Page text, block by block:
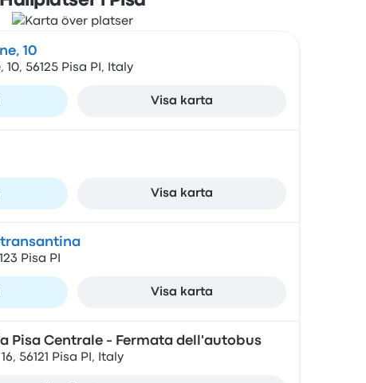
10
56125 Pisa PI, Italy
Visa karta
Visa karta
Pisa PI
Visa karta
Pisa Centrale - Fermata dell'autobus
56121 Pisa PI, Italy